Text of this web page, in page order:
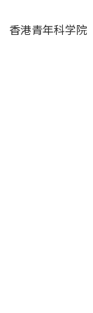
香港青年科学院